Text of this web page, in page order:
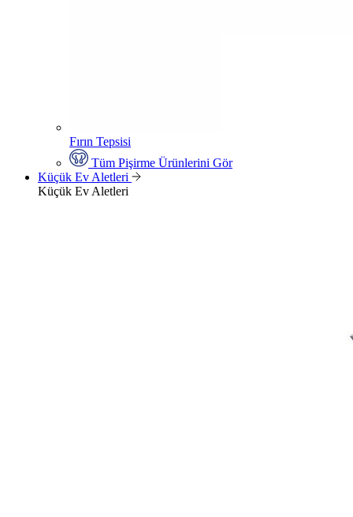
Fırın Tepsisi
Tüm Pişirme Ürünlerini Gör
Küçük Ev Aletleri
Küçük Ev Aletleri